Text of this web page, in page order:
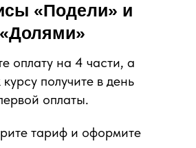
тариф и оформите
оплату на 4 части, а
курсу получите в день
оплаты.
«Подели» и
«Долями»